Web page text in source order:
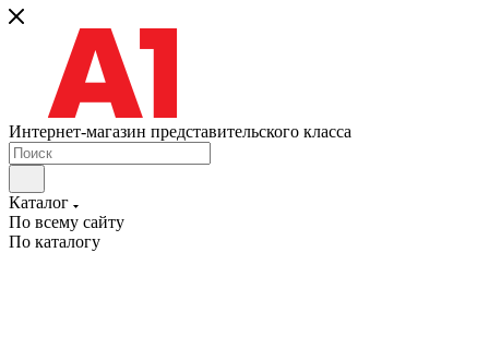
Интернет-магазин представительского класса
Каталог
По всему сайту
По каталогу